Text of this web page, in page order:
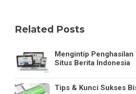
Related Posts
Mengintip Penghasilan
Situs Berita Indonesia
Tips & Kunci Sukses